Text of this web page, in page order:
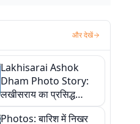
और देखें
Lakhisarai Ashok
Dham Photo Story:
लखीसराय का प्रसिद्ध
अशोक धाम—आस्था,
श्रृंगार, अनुष्ठान और
Photos: बारिश में निखर